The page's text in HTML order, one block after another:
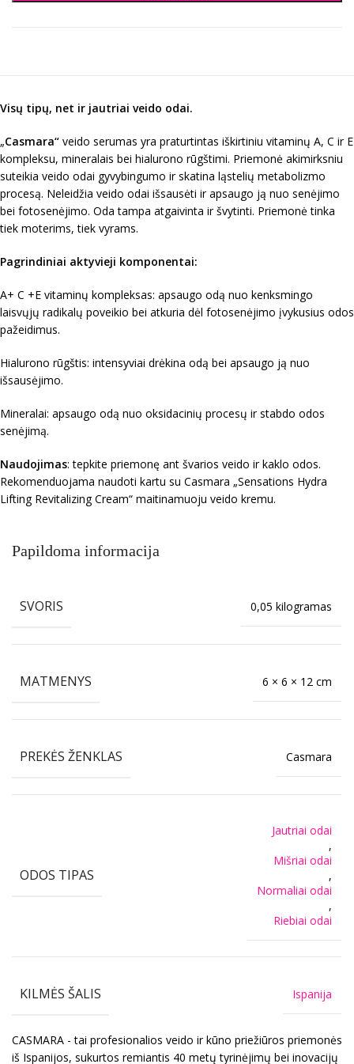
Visų tipų, net ir jautriai veido odai.
„Casmara“ veido serumas yra praturtintas iškirtiniu vitaminų A, C ir E
kompleksu, mineralais bei hialurono rūgštimi. Priemonė akimirksniu
suteikia veido odai gyvybingumo ir skatina ląstelių metabolizmo
procesą. Neleidžia veido odai išsausėti ir apsaugo ją nuo senėjimo
bei fotosenėjimo. Oda tampa atgaivinta ir švytinti. Priemonė tinka
tiek moterims, tiek vyrams.
Pagrindiniai aktyvieji komponentai:
A+ C +E vitaminų kompleksas: apsaugo odą nuo kenksmingo
laisvųjų radikalų poveikio bei atkuria dėl fotosenėjimo įvykusius odos
pažeidimus.
Hialurono rūgštis: intensyviai drėkina odą bei apsaugo ją nuo
išsausėjimo.
Mineralai: apsaugo odą nuo oksidacinių procesų ir stabdo odos
senėjimą.
Naudojimas: tepkite priemonę ant švarios veido ir kaklo odos.
Rekomenduojama naudoti kartu su Casmara „Sensations Hydra
Lifting Revitalizing Cream“ maitinamuoju veido kremu.
Papildoma informacija
SVORIS 0,05 kilogramas
MATMENYS 6 × 6 × 12 cm
PREKĖS ŽENKLAS Casmara
ODOS TIPAS
Jautriai odai
,
Mišriai odai
,
Normaliai odai
,
Riebiai odai
KILMĖS ŠALIS Ispanija
CASMARA - tai profesionalios veido ir kūno priežiūros priemonės
iš Ispanijos, sukurtos remiantis 40 metų tyrinėjimų bei inovacijų